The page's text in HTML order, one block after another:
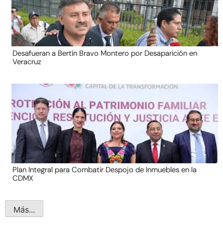
Desafueran a Bertín Bravo Montero por Desaparición en
Veracruz
Plan Integral para Combatir Despojo de Inmuebles en la
CDMX
Más...